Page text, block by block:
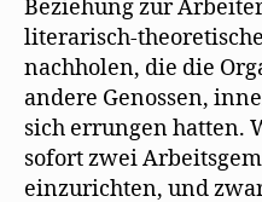
Beziehung zur
literarisch-
nachholen, die die
andere Genossen,
sich errungen hatten.
sofort zwei
einzurichten, und